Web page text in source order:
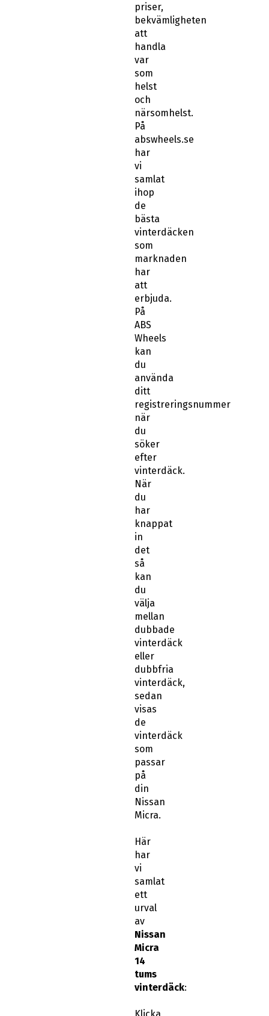
priser,
bekvämligheten
att
handla
var
som
helst
och
närsomhelst.
På
abswheels.se
har
vi
samlat
ihop
de
bästa
vinterdäcken
som
marknaden
har
att
erbjuda.
På
ABS
Wheels
kan
du
använda
ditt
registreringsnummer
när
du
söker
efter
vinterdäck.
När
du
har
knappat
in
det
så
kan
du
välja
mellan
dubbade
vinterdäck
eller
dubbfria
vinterdäck,
sedan
visas
de
vinterdäck
som
passar
på
din
Nissan
Micra.
Här
har
vi
samlat
ett
urval
av
Nissan
Micra
14
tums
vinterdäck:
Klicka